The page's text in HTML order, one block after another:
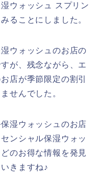
ウォッシュ スプリン
ることにしました。
ウォッシュのお店の
が、残念ながら、エ
店が季節限定の割引
せんでした。
湿ウォッシュのお店
ンシャル保湿ウォッ
のお得な情報を発見
きますね♪